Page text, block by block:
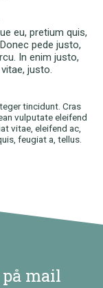
eu, pretium quis,
pede justo,
In enim justo,
justo.
tincidunt. Cras
vulputate eleifend
vitae, eleifend ac,
feugiat a, tellus.
mail